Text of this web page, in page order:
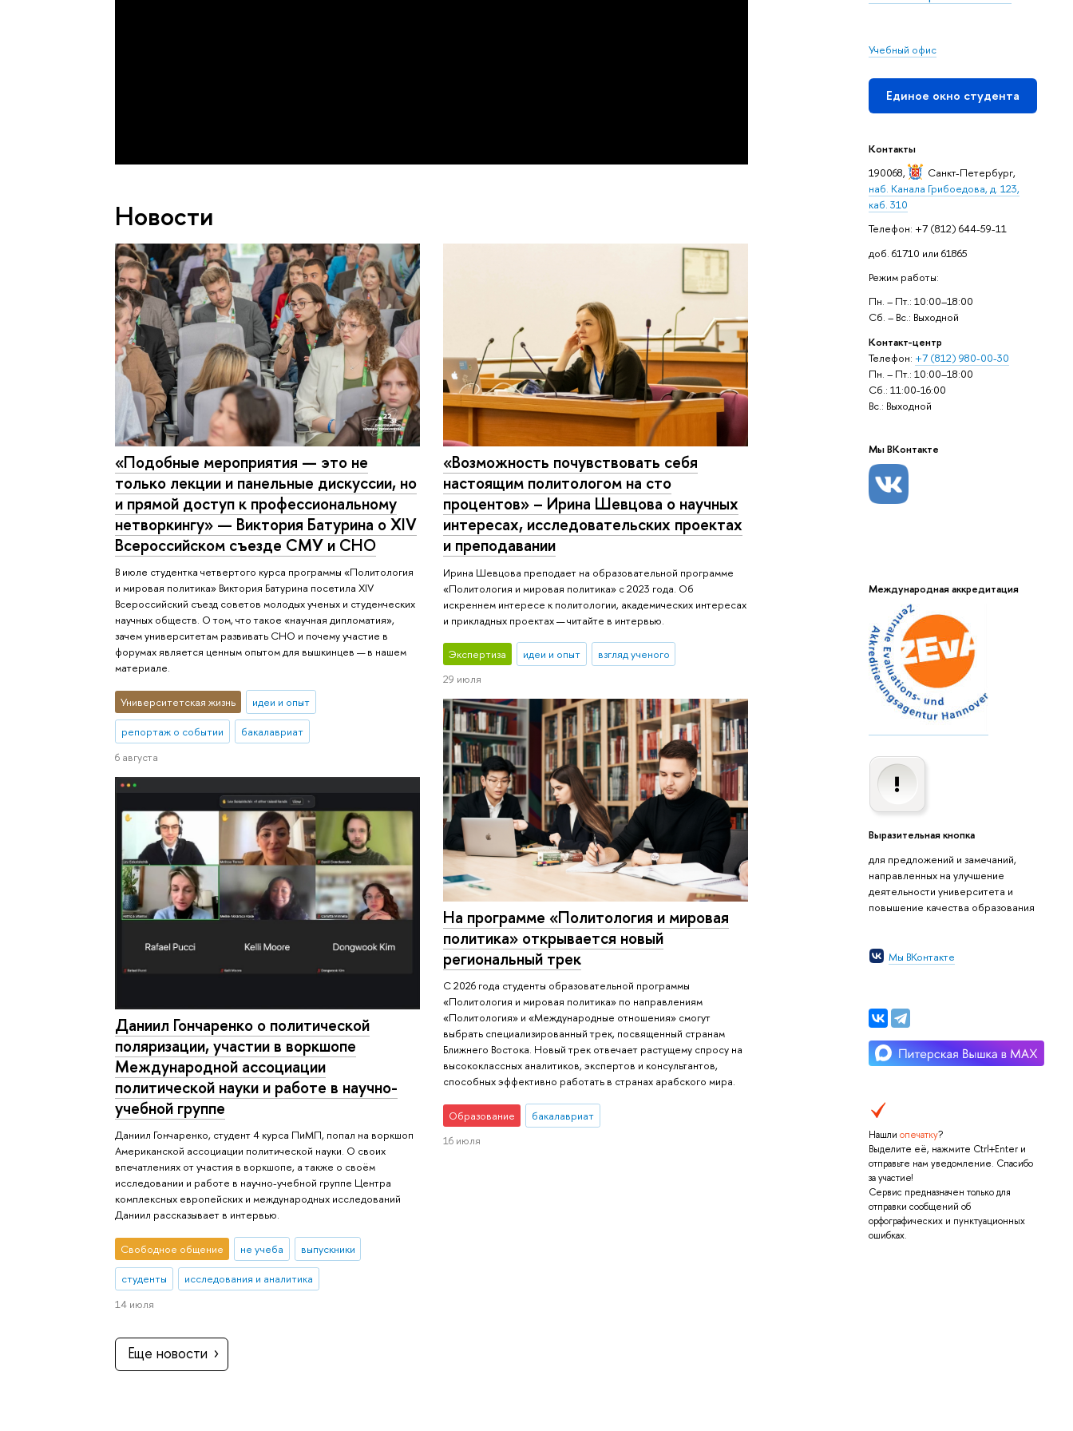
Учебный офис
Единое окно студента
Контакты
190068,
Санкт-Петербург,
наб. Канала Грибоедова, д. 123,
каб. 310
Телефон: +7 (812) 644-59-11
доб. 61710 или 61865
Режим работы:
Пн. – Пт.: 10:00–18:00
Сб. – Вс.: Выходной
Контакт-центр
Телефон: +7 (812) 980-00-30
Пн. – Пт.: 10:00–18:00
Сб.: 11:00-16:00
Вс.: Выходной
Мы ВКонтакте
Международная аккредитация
Выразительная кнопка
для предложений и замечаний,
направленных на улучшение
деятельности университета и
повышение качества образования
Мы ВКонтакте
Нашли опечатку?
Выделите её, нажмите Ctrl+Enter и
отправьте нам уведомление. Спасибо
за участие!
Сервис предназначен только для
отправки сообщений об
орфографических и пунктуационных
ошибках.
Новости
«Подобные мероприятия — это не
только лекции и панельные дискуссии, но
и прямой доступ к профессиональному
нетворкингу» — Виктория Батурина о XIV
Всероссийском съезде СМУ и СНО
В июле студентка четвертого курса программы «Политология
и мировая политика» Виктория Батурина посетила XIV
Всероссийский съезд советов молодых ученых и студенческих
научных обществ. О том, что такое «научная дипломатия»,
зачем университетам развивать СНО и почему участие в
форумах является ценным опытом для вышкинцев — в нашем
материале.
Университетская жизнь идеи и опыт
репортаж о событии
бакалавриат
6 августа
«Возможность почувствовать себя
настоящим политологом на сто
процентов» – Ирина Шевцова о научных
интересах, исследовательских проектах
и преподавании
Ирина Шевцова преподает на образовательной программе
«Политология и мировая политика» с 2023 года. Об
искреннем интересе к политологии, академических интересах
и прикладных проектах — читайте в интервью.
Экспертиза идеи и опыт
взгляд ученого
29 июля
На программе «Политология и мировая
политика» открывается новый
региональный трек
С 2026 года студенты образовательной программы
«Политология и мировая политика» по направлениям
«Политология» и «Международные отношения» смогут
выбрать специализированный трек, посвященный странам
Ближнего Востока. Новый трек отвечает растущему спросу на
высококлассных аналитиков, экспертов и консультантов,
способных эффективно работать в странах арабского мира.
Образование
бакалавриат
16 июля
Даниил Гончаренко о политической
поляризации, участии в воркшопе
Международной ассоциации
политической науки и работе в научно-
учебной группе
Даниил Гончаренко, студент 4 курса ПиМП, попал на воркшоп
Американской ассоциации политической науки. О своих
впечатлениях от участия в воркшопе, а также о своём
исследовании и работе в научно-учебной группе Центра
комплексных европейских и международных исследований
Даниил рассказывает в интервью.
Свободное общение не учеба выпускники
студенты
исследования и аналитика
14 июля
Еще новости